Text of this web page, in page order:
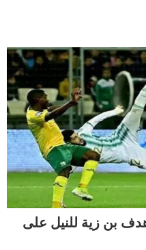
بن زية للنيل على